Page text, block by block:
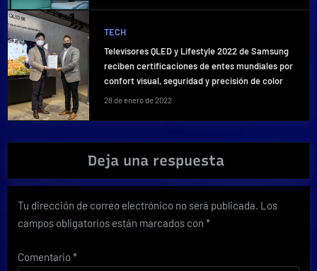
TECH
Televisores QLED y Lifestyle 2022 de Samsung
reciben certificaciones de entes mundiales por
confort visual, seguridad y precisión de color
28 de enero de 2022
Deja una respuesta
Tu dirección de correo electrónico no será publicada. Los
campos obligatorios están marcados con *
Comentario*